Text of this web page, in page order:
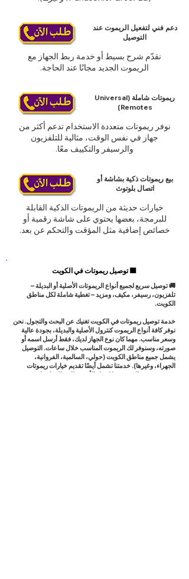
دعم فني لتفعيل الريموت عند
التوصيل
نقدّم شرح بسيط أو خدمة ربط الجهاز مع
الريموت الجديد مجانًا عند الحاجة.
ريموتات شاملة (Universal
Remotes)
نوفر ريموتات متعددة الاستخدام تدعم أكثر من
جهاز في نفس الوقت، مثالية للتلفزيون
والرسيفر والتكييف معًا.
بيع ريموتات ذكية بشاشة أو
اتصال بلوتوث
خيارات حديثة من الريموتات الذكية القابلة
للبرمجة، بعضها يحتوي على شاشة رقمية أو
خصائص إضافية مثل المؤقت والتحكم عن بعد.
🟦 توصيل ريموتات في الكويت
🚚 توصيل سريع لجميع أنواع الريموتات الأصلية أو البديلة –
تلفزيون، رسيفر، مكيف، ومزيد – تغطية شاملة لكل مناطق
الكويت.
خدمة توصيل ريموتات في الكويت تغنيك عن البحث والتجول. نحن
نوفر كافة أنواع الريموت كنترول الأصلية والبديلة، بجودة عالية
وسعر مناسب. مهما كان نوع الجهاز لديك، فقط أرسل اسمه أو
صورته، وسنوفر لك الريموت المناسب خلال ساعات. التوصيل
يشمل جميع مناطق الكويت (حولي، السالمية، الفروانية،
الجهراء، وغيرها). خدمتنا تشمل أيضًا تقديم خيارات ريموتات
متعددة وشرح الفرق بينها لتختار الأنسب لك، بالإضافة لخدمة